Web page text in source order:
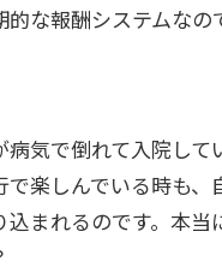
な報酬システムなの
気で倒れて入院して
で楽しんでいる時も、
込まれるのです。本当